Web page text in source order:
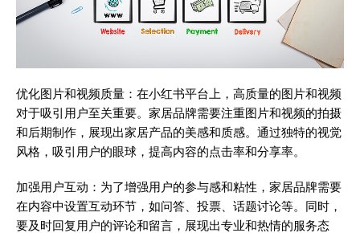
优化图片和视频质量：在小红书平台上，高质量的图片和视频
对于吸引用户至关重要。家居品牌需要注重图片和视频的拍摄
和后期制作，展现出家居产品的美感和质感。通过独特的视觉
风格，吸引用户的眼球，提高内容的点击率和分享率。
加强用户互动：为了增强用户的参与感和粘性，家居品牌需要
在内容中设置互动环节，如问答、投票、话题讨论等。同时，
要及时回复用户的评论和留言，展现出专业和热情的服务态